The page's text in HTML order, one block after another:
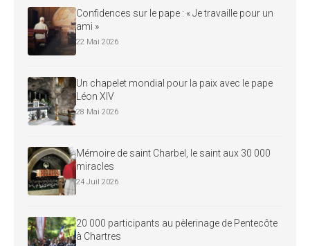
Confidences sur le pape : « Je travaille pour un
ami »
22 Mai 2026
Un chapelet mondial pour la paix avec le pape
Léon XIV
28 Mai 2026
Mémoire de saint Charbel, le saint aux 30 000
miracles
24 Juil 2026
20 000 participants au pèlerinage de Pentecôte
à Chartres